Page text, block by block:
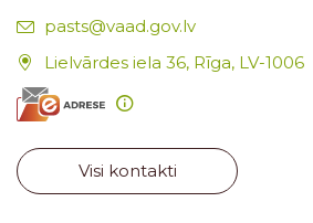
E-pasts:
pasts@vaad.gov.lv
Lielvārdes iela 36, Rīga, LV-1006
Visi kontakti